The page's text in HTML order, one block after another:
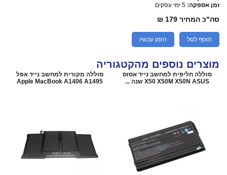
זמן אספקה: 5 ימי עסקים
סה"כ המחיר 179 ₪
הוסף לסל הזמן עכשיו
מוצרים נוספים מהקטגוריה
סוללה חליפית למחשב נייד אסוס
X50 X50M X50N ASUS שנה ...
סוללה מקורית למחשב נייד אפל
Apple MacBook A1406 A1495